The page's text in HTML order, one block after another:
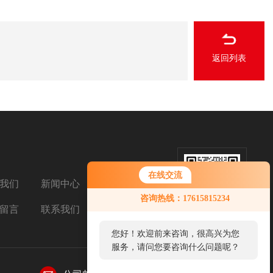
在线交流
咨询热线：17615815234
您好！欢迎前来咨询，很高兴为您
服务，请问您要咨询什么问题呢？
返回列表
们 新闻中心
言 联系我们